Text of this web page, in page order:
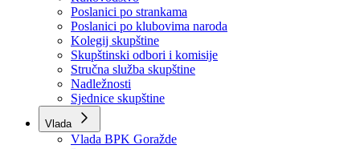
Skupština
Skupština BPK Goražde
Rukovodstvo
Poslanici po strankama
Poslanici po klubovima naroda
Kolegij skupštine
Skupštinski odbori i komisije
Stručna služba skupštine
Nadležnosti
Sjednice skupštine